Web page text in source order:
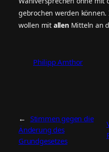
gebrochen werden
wollen mit allen Mitteln an
Philipp Amthor
← Stimmen gegen die
Änderung des
Grundgesetzes